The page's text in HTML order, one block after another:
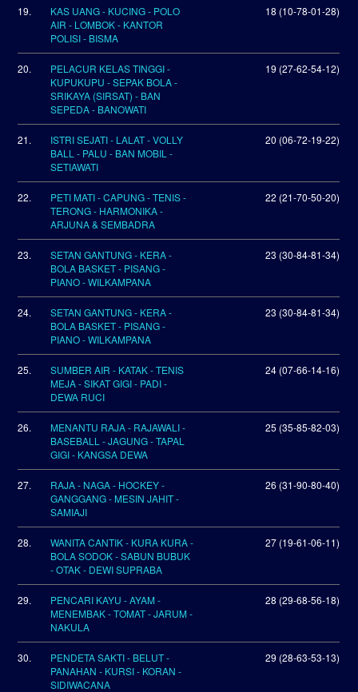
19.
KAS UANG - KUCING - POLO
AIR - LOMBOK - KANTOR
POLISI - BISMA
18 (10-78-01-28)
20.
PELACUR KELAS TINGGI -
KUPUKUPU - SEPAK BOLA -
SRIKAYA (SIRSAT) - BAN
SEPEDA - BANOWATI
19 (27-62-54-12)
21.
ISTRI SEJATI - LALAT - VOLLY
BALL - PALU - BAN MOBIL -
SETIAWATI
20 (06-72-19-22)
22.
PETI MATI - CAPUNG - TENIS -
TERONG - HARMONIKA -
ARJUNA & SEMBADRA
22 (21-70-50-20)
23.
SETAN GANTUNG - KERA -
BOLA BASKET - PISANG -
PIANO - WILKAMPANA
23 (30-84-81-34)
24.
SETAN GANTUNG - KERA -
BOLA BASKET - PISANG -
PIANO - WILKAMPANA
23 (30-84-81-34)
25.
SUMBER AIR - KATAK - TENIS
MEJA - SIKAT GIGI - PADI -
DEWA RUCI
24 (07-66-14-16)
26.
MENANTU RAJA - RAJAWALI -
BASEBALL - JAGUNG - TAPAL
GIGI - KANGSA DEWA
25 (35-85-82-03)
27.
RAJA - NAGA - HOCKEY -
GANGGANG - MESIN JAHIT -
SAMIAJI
26 (31-90-80-40)
28.
WANITA CANTIK - KURA KURA -
BOLA SODOK - SABUN BUBUK
- OTAK - DEWI SUPRABA
27 (19-61-06-11)
29.
PENCARI KAYU - AYAM -
MENEMBAK - TOMAT - JARUM -
NAKULA
28 (29-68-56-18)
30.
PENDETA SAKTI - BELUT -
PANAHAN - KURSI - KORAN -
SIDIWACANA
29 (28-63-53-13)